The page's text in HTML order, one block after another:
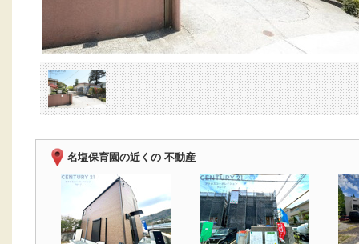
名塩保育園の近くの 不動産